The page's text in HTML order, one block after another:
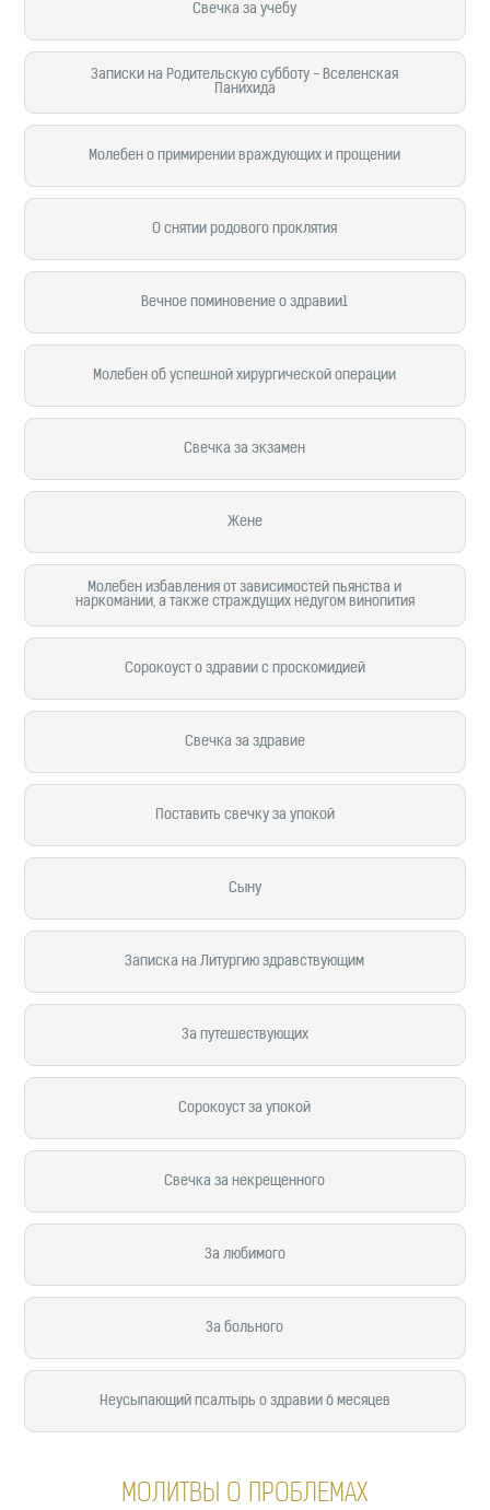
Свечка за учебу
Записки на Родительскую субботу - Вселенская
Панихида
Молебен о примирении враждующих и прощении
О снятии родового проклятия
Вечное поминовение о здравии1
Молебен об успешной хирургической операции
Свечка за экзамен
Жене
Молебен избавления от зависимостей пьянства и
наркомании, а также страждущих недугом винопития
Сорокоуст о здравии с проскомидией
Свечка за здравие
Поставить свечку за упокой
Сыну
Записка на Литургию здравствующим
За путешествующих
Сорокоуст за упокой
Свечка за некрещенного
За любимого
За больного
Неусыпающий псалтырь о здравии 6 месяцев
МОЛИТВЫ О ПРОБЛЕМАХ